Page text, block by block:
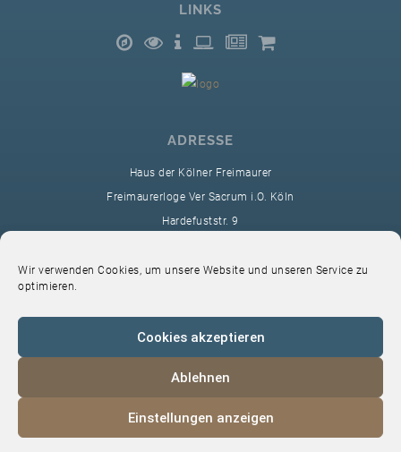
Wir verwenden Cookies, um unsere Website und unseren Service zu
optimieren.
Cookies akzeptieren
Ablehnen
Einstellungen anzeigen
LINKS
ADRESSE
Haus der Kölner Freimaurer
Freimaurerloge Ver Sacrum i.O. Köln
Hardefuststr. 9
sekretariat@ver-sacrum.org
© 2024 Copyright Ver Sacrum
Datenschutz